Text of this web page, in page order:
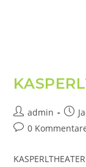
admin
0